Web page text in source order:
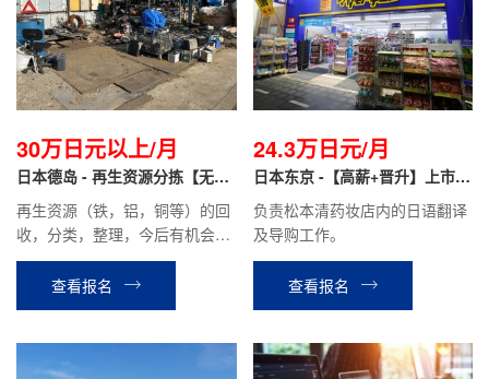
30万日元以上/月
日本德岛 - 再生资源分拣【无日
再生资源（铁，铝，铜等）的回
收，分类，整理，今后有机会做
营业。
查看报名
24.3万日元/月
日本东京 -【高薪+晋升】上市药
负责松本清药妆店内的日语翻译
及导购工作。
查看报名